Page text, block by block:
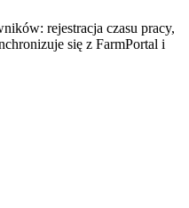
rejestracja czasu pracy,
się z FarmPortal i